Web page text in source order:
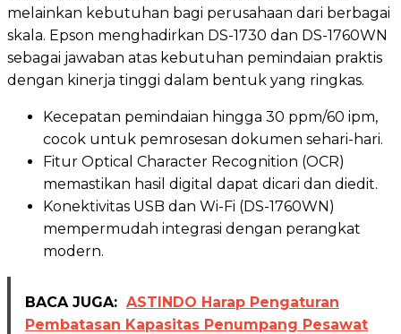
melainkan kebutuhan bagi perusahaan dari berbagai
skala. Epson menghadirkan DS-1730 dan DS-1760WN
sebagai jawaban atas kebutuhan pemindaian praktis
dengan kinerja tinggi dalam bentuk yang ringkas.
Kecepatan pemindaian hingga 30 ppm/60 ipm,
cocok untuk pemrosesan dokumen sehari-hari.
Fitur Optical Character Recognition (OCR)
memastikan hasil digital dapat dicari dan diedit.
Konektivitas USB dan Wi-Fi (DS-1760WN)
mempermudah integrasi dengan perangkat
modern.
BACA JUGA: ASTINDO Harap Pengaturan
Pembatasan Kapasitas Penumpang Pesawat